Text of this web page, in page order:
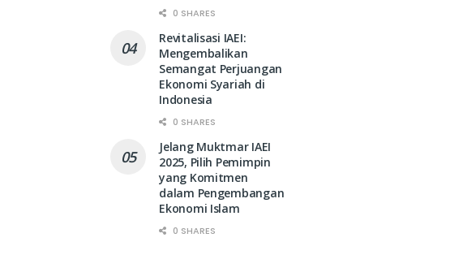
0 SHARES
Revitalisasi IAEI:
Mengembalikan
Semangat Perjuangan
Ekonomi Syariah di
Indonesia
0 SHARES
Jelang Muktmar IAEI
2025, Pilih Pemimpin
yang Komitmen
dalam Pengembangan
Ekonomi Islam
0 SHARES